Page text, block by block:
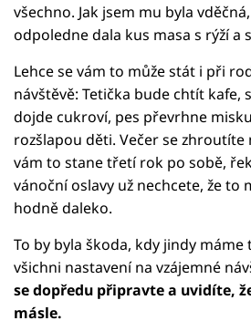
všechno. Jak jsem mu byla
odpoledne dala kus masa s rýží a
Lehce se vám to může stát i při
návštěvě: Tetička bude chtít kafe,
dojde cukroví, pes převrhne
rozšlapou děti. Večer se zhroutíte
vám to stane třetí rok po sobě,
vánoční oslavy už nechcete, že to
hodně daleko.
To by byla škoda, kdy jindy
všichni nastavení na vzájemné
se dopředu připravte a uvidíte,
másle.